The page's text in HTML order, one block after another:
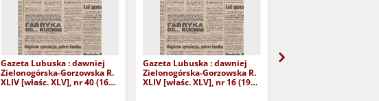
Gazeta Lubuska : dawniej
Zielonogórska-Gorzowska R.
XLIV [właśc. XLV], nr 40 (16
Gazeta Lubuska : dawniej
Zielonogórska-Gorzowska R.
XLIV [właśc. XLV], nr 16 (19